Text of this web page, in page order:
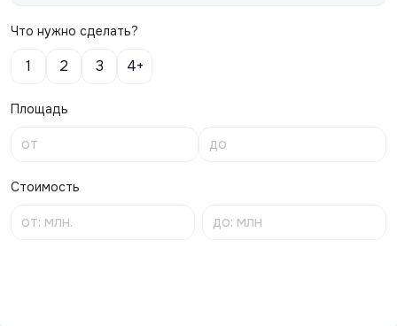
Что нужно сделать?
1 2 3 4+
Площадь
Стоимость